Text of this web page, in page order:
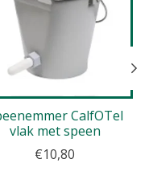
vlak met speen
€10,80